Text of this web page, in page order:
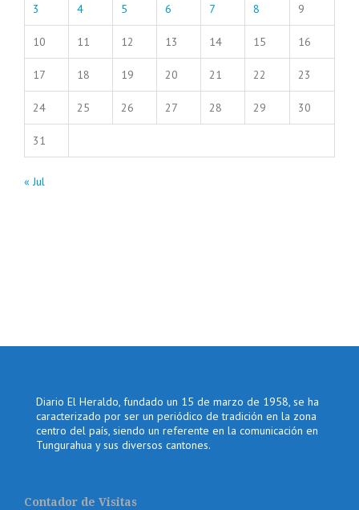
3 4 5 6 7 8 9
10 11 12 13 14 15 16
17 18 19 20 21 22 23
24 25 26 27 28 29 30
31
« Jul
Diario El Heraldo, fundado un 15 de marzo de 1958, se ha
caracterizado por ser un periódico de tradición en la zona
centro del país, siendo un referente en la comunicación en
Tungurahua y sus diversos cantones.
Contador de Visitas